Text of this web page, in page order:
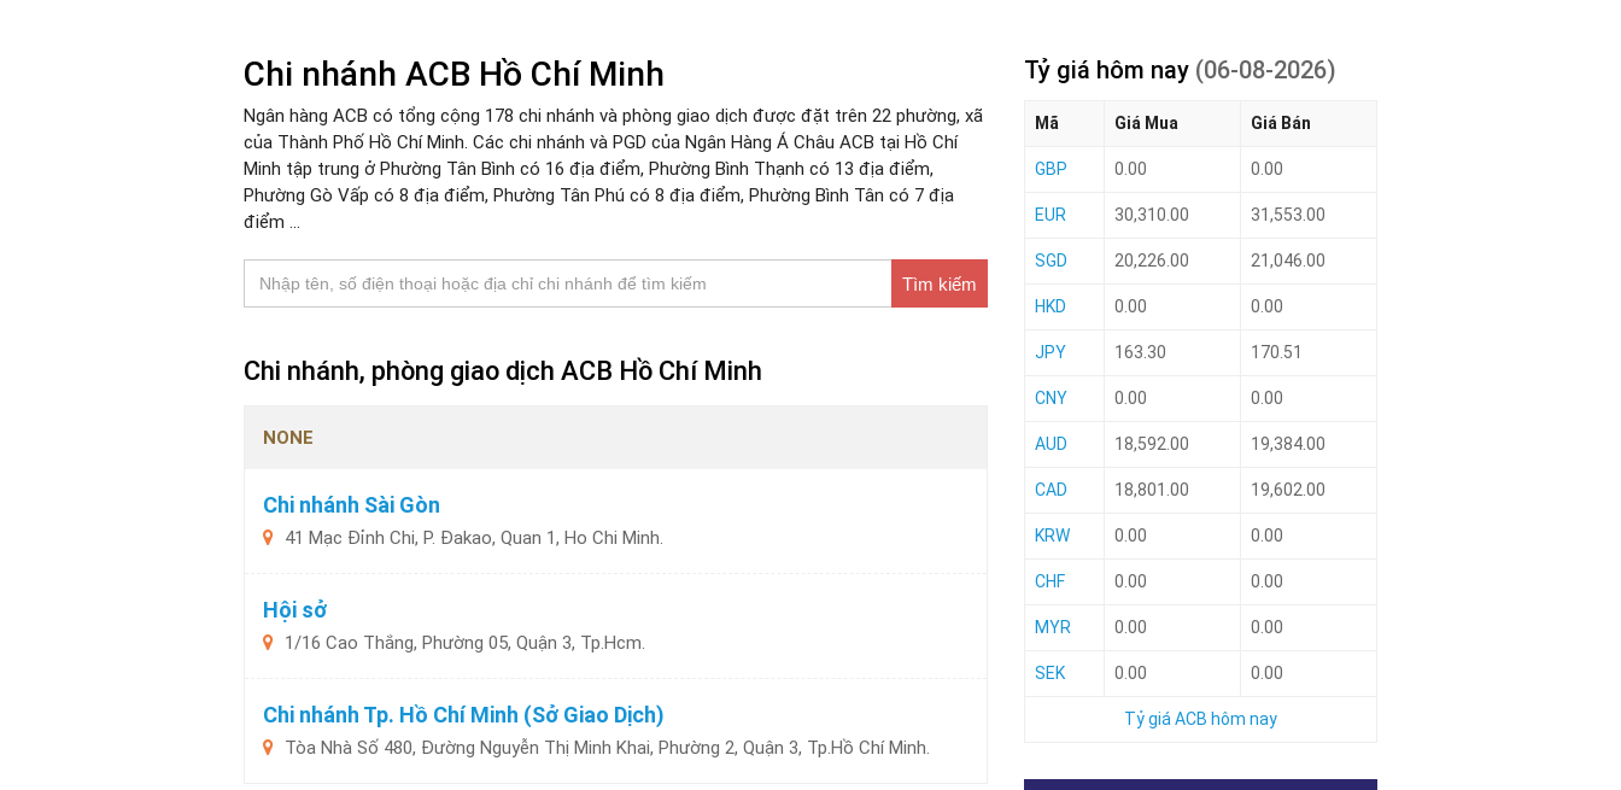
Chi nhánh ACB Hồ Chí Minh
Ngân hàng ACB có tổng cộng 178 chi nhánh và phòng giao dịch được đặt trên 22 phường, xã
của Thành Phố Hồ Chí Minh. Các chi nhánh và PGD của Ngân Hàng Á Châu ACB tại Hồ Chí
Minh tập trung ở Phường Tân Bình có 16 địa điểm, Phường Bình Thạnh có 13 địa điểm,
Phường Gò Vấp có 8 địa điểm, Phường Tân Phú có 8 địa điểm, Phường Bình Tân có 7 địa
điểm ...
Tìm kiếm
Chi nhánh, phòng giao dịch ACB Hồ Chí Minh
NONE
Chi nhánh Sài Gòn
41 Mạc Đỉnh Chi, P. Đakao, Quan 1, Ho Chi Minh.
Hội sở
1/16 Cao Thắng, Phường 05, Quận 3, Tp.Hcm.
Chi nhánh Tp. Hồ Chí Minh (Sở Giao Dịch)
Tòa Nhà Số 480, Đường Nguyễn Thị Minh Khai, Phường 2, Quận 3, Tp.Hồ Chí Minh.
Tỷ giá hôm nay (06-08-2026)
Mã Giá Mua Giá Bán
GBP 0.00 0.00
EUR 30,310.00 31,553.00
SGD 20,226.00 21,046.00
HKD 0.00 0.00
JPY 163.30 170.51
CNY 0.00 0.00
AUD 18,592.00 19,384.00
CAD 18,801.00 19,602.00
KRW 0.00 0.00
CHF 0.00 0.00
MYR 0.00 0.00
SEK 0.00 0.00
Tỷ giá ACB hôm nay